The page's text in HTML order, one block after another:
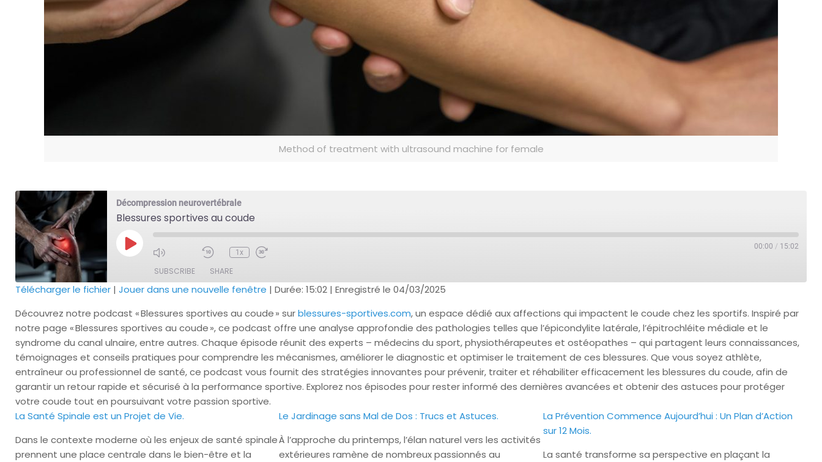
Method of treatment with ultrasound machine for female
Décompression neurovertébrale
Blessures sportives au coude
Play
Episode
1x
00:00 / 15:02
SUBSCRIBE SHARE
RSS FEED
LINK
EMBED
Télécharger le fichier |Jouer dans une nouvelle fenêtre |Durée: 15:02 |Enregistré le 04/03/2025
Découvrez notre podcast « Blessures sportives au coude » surblessures-sportives.com, un espace dédié aux affections qui impactent le coude chez les sportifs. Inspiré par
notre page « Blessures sportives au coude », ce podcast offre une analyse approfondie des pathologies telles que l’épicondylite latérale, l’épitrochléite médiale et le
syndrome du canal ulnaire, entre autres. Chaque épisode réunit des experts – médecins du sport, physiothérapeutes et ostéopathes – qui partagent leurs connaissances,
témoignages et conseils pratiques pour comprendre les mécanismes, améliorer le diagnostic et optimiser le traitement de ces blessures. Que vous soyez athlète,
entraîneur ou professionnel de santé, ce podcast vous fournit des stratégies innovantes pour prévenir, traiter et réhabiliter efficacement les blessures du coude, afin de
garantir un retour rapide et sécurisé à la performance sportive. Explorez nos épisodes pour rester informé des dernières avancées et obtenir des astuces pour protéger
votre coude tout en poursuivant votre passion sportive.
La Santé Spinale est un Projet de Vie.
Dans le contexte moderne où les enjeux de santé spinale
prennent une place centrale dans le bien-être et la
Le Jardinage sans Mal de Dos : Trucs et Astuces.
À l’approche du printemps, l’élan naturel vers les activités
extérieures ramène de nombreux passionnés au
La Prévention Commence Aujourd’hui : Un Plan d’Action
sur 12 Mois.
La santé transforme sa perspective en plaçant la